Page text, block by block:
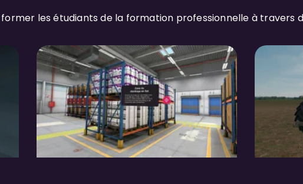
les étudiants de la formation professionnelle à travers